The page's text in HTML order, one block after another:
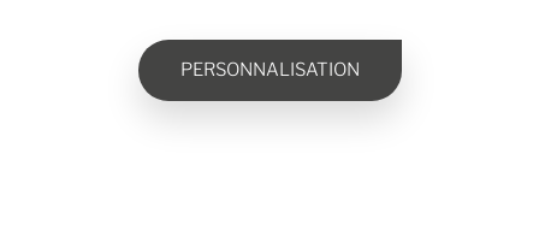
PERSONNALISATION